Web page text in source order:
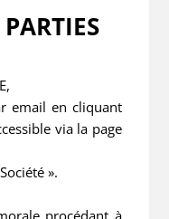
email en cliquant
via la page
».